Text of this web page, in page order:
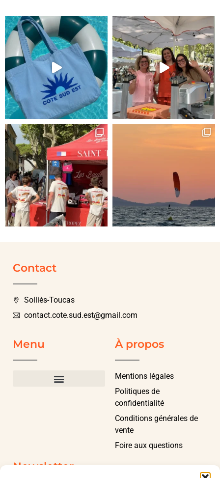
Contact
Solliès-Toucas
contact.cote.sud.est@gmail.com
Menu À propos
Mentions légales
Politiques de
confidentialité
Conditions générales de
vente
Foire aux questions
Newsletter